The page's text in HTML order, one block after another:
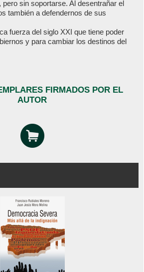
pero sin soportarse. Al desentrañar el
también a defendernos de sus
fuerza del siglo XXI que tiene poder
y para cambiar los destinos del
FIRMADOS POR EL
AUTOR